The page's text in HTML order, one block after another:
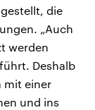
die
„Auch
werden
Deshalb
mit einer
und ins